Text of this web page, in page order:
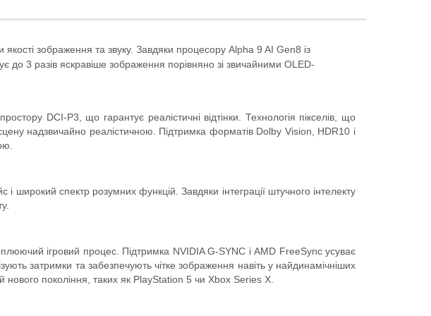
зображення та звуку. Завдяки процесору Alpha 9 AI Gen8 із
до 3 разів яскравіше зображення порівняно зі звичайними OLED-
DCI-P3, що гарантує реалістичні відтінки. Технологія пікселів, що
надзвичайно реалістичною. Підтримка форматів Dolby Vision, HDR10 і
спектр розумних функцій. Завдяки інтеграції штучного інтелекту
ігровий процес. Підтримка NVIDIA G-SYNC і AMD FreeSync усуває
затримки та забезпечують чітке зображення навіть у найдинамічніших
покоління, таких як PlayStation 5 чи Xbox Series X.